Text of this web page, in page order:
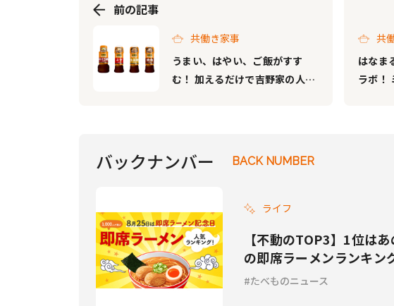
前の記事
共働き家事
うまい、はやい、ご飯がすす
む！ 加えるだけで吉野家の人気
共
はなま
ラボ！
バックナンバー BACK NUMBER
ライフ
【不動のTOP3】1位は
の即席ラーメンランキン
たべものニュース